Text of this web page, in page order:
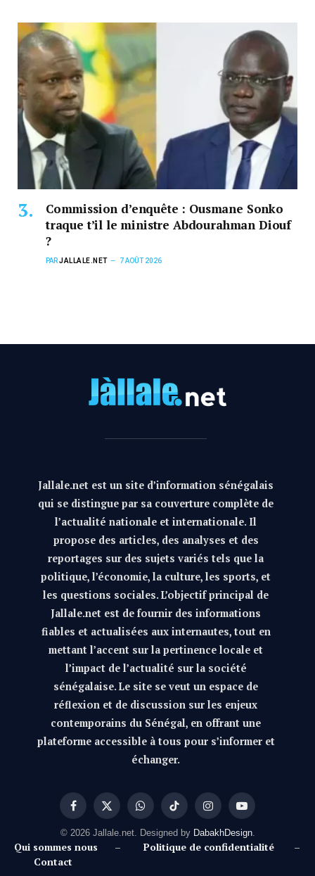
Commission d’enquête : Ousmane Sonko
traque t’il le ministre Abdourahman Diouf
?
PARJALLALE.NET 7 AOÛT 2026
Jallale.net est un site d’information sénégalais
qui se distingue par sa couverture complète de
l’actualité nationale et internationale. Il
propose des articles, des analyses et des
reportages sur des sujets variés tels que la
politique, l’économie, la culture, les sports, et
les questions sociales. L’objectif principal de
Jallale.net est de fournir des informations
fiables et actualisées aux internautes, tout en
mettant l’accent sur la pertinence locale et
l’impact de l’actualité sur la société
sénégalaise. Le site se veut un espace de
réflexion et de discussion sur les enjeux
contemporains du Sénégal, en offrant une
plateforme accessible à tous pour s’informer et
échanger.
Facebook
X
(Twitter)
WhatsAppTikTok InstagramYouTube
© 2026 Jallale.net. Designed by DabakhDesign.
Qui sommes nous – Politique de confidentialité –
Contact